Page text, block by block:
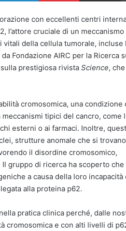
con eccellenti centri
l’attore cruciale di un meccanismo
della cellula tumorale, incluse
Fondazione AIRC per la Ricerca
prestigiosa rivistaScience,
cromosomica, una condizione
tipici del cancro, come
esterni o ai farmaci. Inoltre,
strutture anomale che si
il disordine cromosomico,
gruppo di ricerca ha scoperto che
a causa della loro incapacità
alla proteina p62.
pratica clinica perché, dalle
cromosomica e con alti livelli di